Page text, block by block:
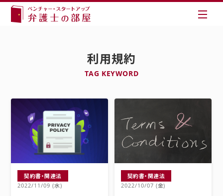
利用規約
TAG KEYWORD
契約書・関連法
2022/11/09 (水)
契約書・関連法
2022/10/07 (金)